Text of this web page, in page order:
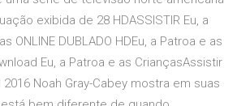
exibida de 28 HDASSISTIR Eu, a
ONLINE DUBLADO HDEu, a Patroa e as
Eu, a Patroa e as CriançasAssistir
2016 Noah Gray-Cabey mostra em suas